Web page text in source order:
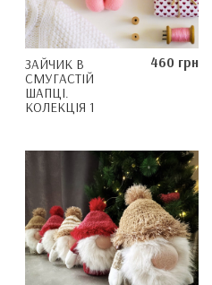
ЗАЙЧИК В
СМУГАСТІЙ
ШАПЦІ.
КОЛЕКЦІЯ 1
460 грн